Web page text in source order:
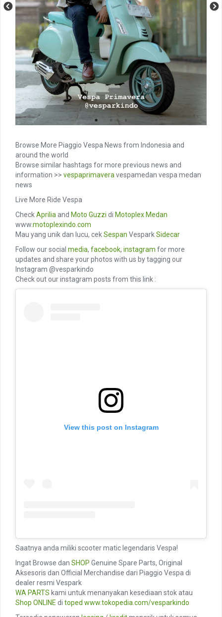
Browse More Piaggio Vespa News from Indonesia and
around the world
Browse similar hashtags for more previous news and
information >> vespaprimavera vespamedan vespa medan
news
Live More Ride Vespa
CheckAprilia and Moto Guzzi di Motoplex Medan
www.motoplexindo.com
Mau yang unik dan lucu, cekSespan VesparkSidecar
Follow our social media, facebook, instagram for more
updates and share your photos with us by tagging our
Instagram @vesparkindo
Check out our instagram posts from this link :
View this post on Instagram
Saatnya anda miliki scooter matic legendaris Vespa!
Ingat Browse dan SHOP Genuine Spare Parts, Original
Aksesoris dan Official Merchandise dari Piaggio Vespa di
dealer resmi Vespark
WA PARTS kami untuk menanyakan kesediaan stok atau
Shop ONLINE di toped www.tokopedia.com/vesparkindo